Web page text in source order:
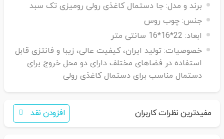
برند و مدل: جا دستمال کاغذی رولی رومیزی تک سبد
جنس: چوب روس
ابعاد: 22*16*16 سانتی متر
خصوصیات: تولید ایران، کیفیت عالی، زیبا و فانتزی قابل
استفاده در فضاهای مختلف دارای دو محل خروج برای
دستمال مناسب برای دستمال کاغذی رولی
مفیدترین نظرات کاربران افزودن نقد